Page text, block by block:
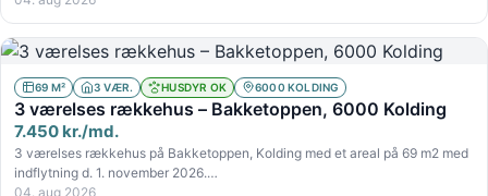
69 M² 3 VÆR. HUSDYR OK 6000 KOLDING
3 værelses rækkehus – Bakketoppen, 6000 Kolding
7.450 kr./md.
3 værelses rækkehus på Bakketoppen, Kolding med et areal på 69 m2 med
indflytning d. 1. november 2026.…
04. aug 2026